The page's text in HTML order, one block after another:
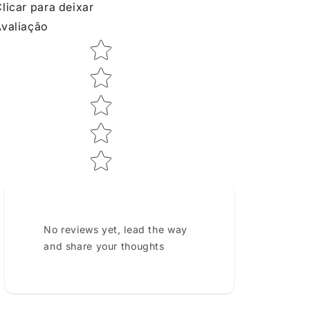
para deixar
Star rating
No reviews yet, lead the way
and share your thoughts